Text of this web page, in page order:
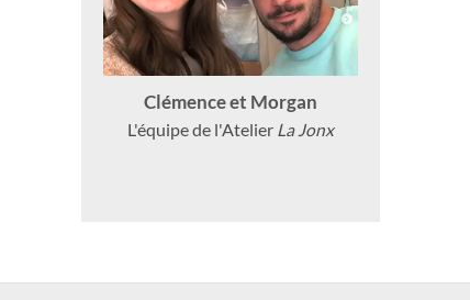
Clémence et Morgan
L'équipe de l'Atelier La Jonx